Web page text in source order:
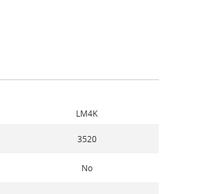
LM4K
3520
No